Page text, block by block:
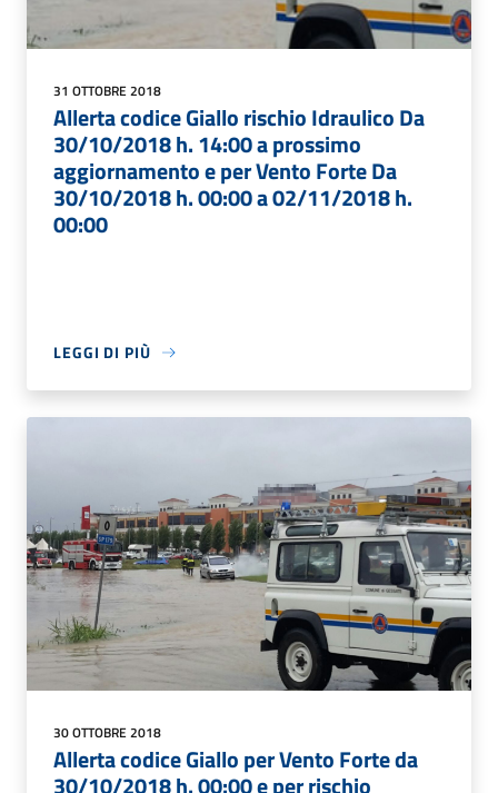
31 OTTOBRE 2018
Allerta codice Giallo rischio Idraulico Da
30/10/2018 h. 14:00 a prossimo
aggiornamento e per Vento Forte Da
30/10/2018 h. 00:00 a 02/11/2018 h.
00:00
LEGGI DI PIÙ
30 OTTOBRE 2018
Allerta codice Giallo per Vento Forte da
30/10/2018 h. 00:00 e per rischio